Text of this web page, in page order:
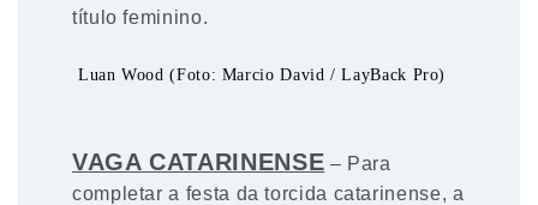
título feminino.
Luan Wood (Foto: Marcio David / LayBack Pro)
VAGA CATARINENSE – Para
completar a festa da torcida catarinense, a